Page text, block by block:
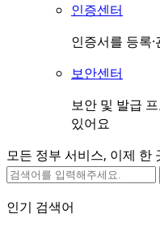
인증센터
인증서를 등록
보안센터
보안 및 발급
있어요
모든 정부 서비스, 이제 한
인기 검색어